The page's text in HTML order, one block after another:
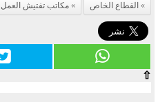
القطاع الخاص
مكاتب تفتيش العمل
⇧